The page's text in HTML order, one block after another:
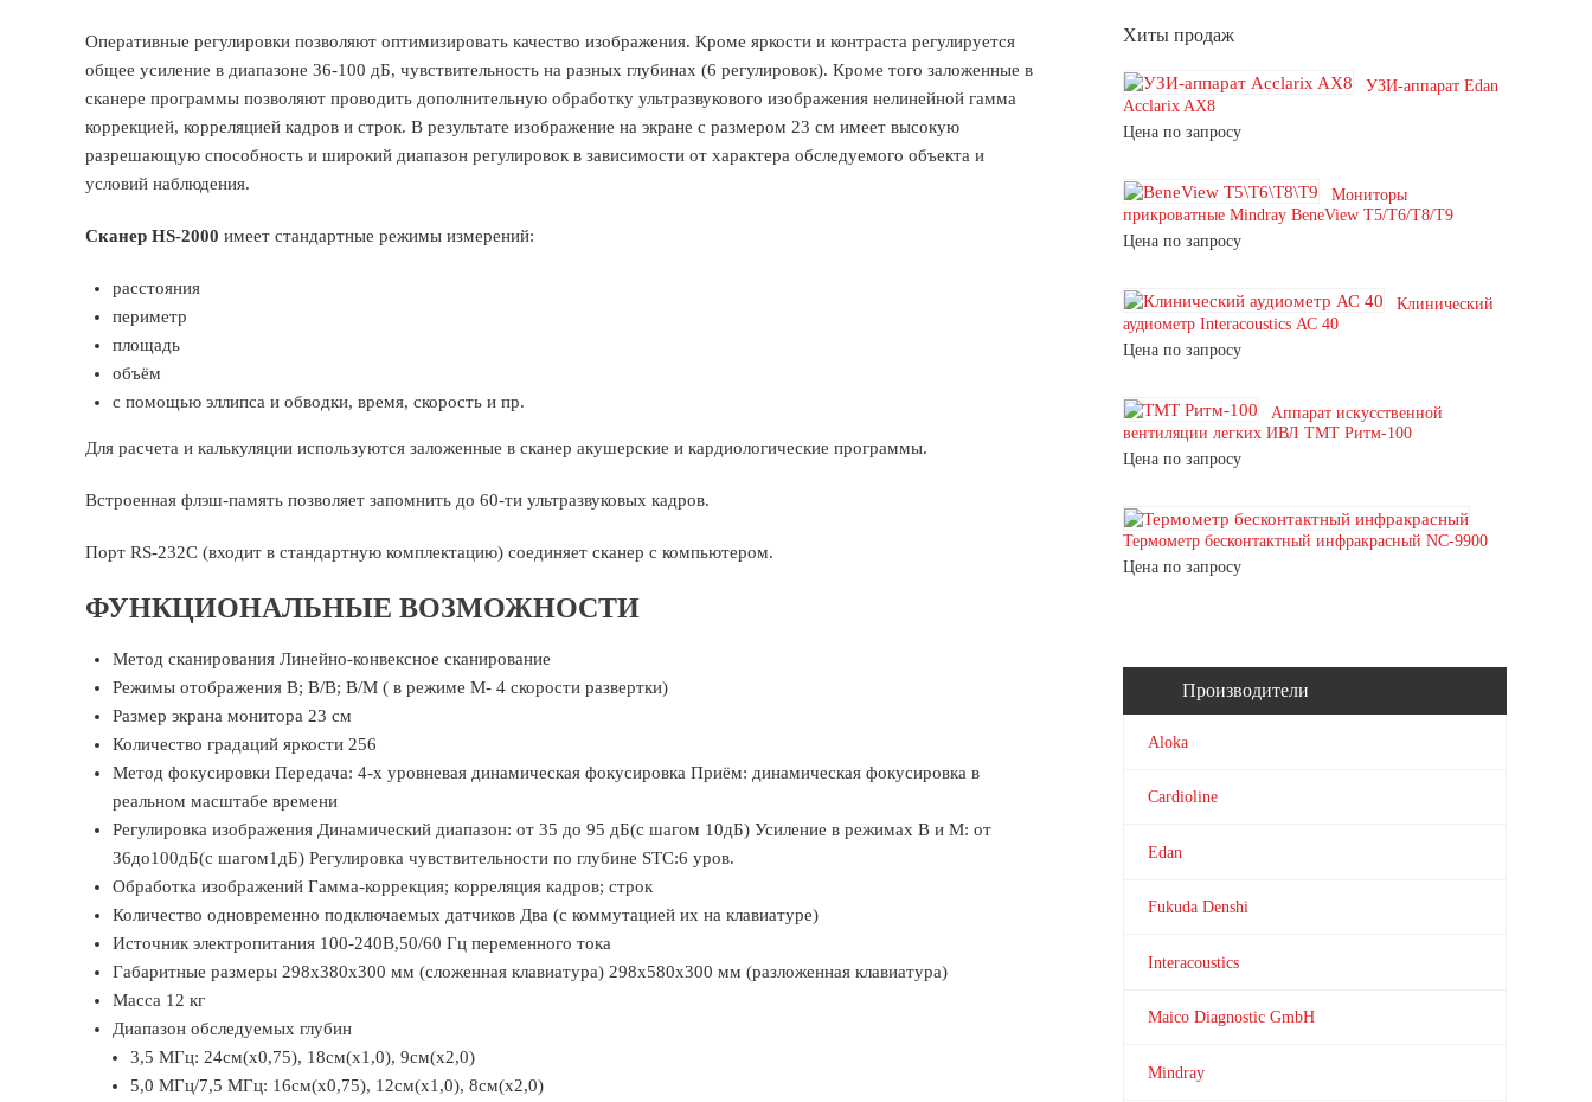
Оперативные регулировки позволяют оптимизировать качество изображения. Кроме яркости и контраста регулируется
общее усиление в диапазоне 36-100 дБ, чувствительность на разных глубинах (6 регулировок). Кроме того заложенные в
сканере программы позволяют проводить дополнительную обработку ультразвукового изображения нелинейной гамма
коррекцией, корреляцией кадров и строк. В результате изображение на экране с размером 23 см имеет высокую
разрешающую способность и широкий диапазон регулировок в зависимости от характера обследуемого объекта и
условий наблюдения.
Сканер HS-2000 имеет стандартные режимы измерений:
расстояния
периметр
площадь
объём
с помощью эллипса и обводки, время, скорость и пр.
Для расчета и калькуляции используются заложенные в сканер акушерские и кардиологические программы.
Встроенная флэш-память позволяет запомнить до 60-ти ультразвуковых кадров.
Порт RS-232С (входит в стандартную комплектацию) соединяет сканер с компьютером.
ФУНКЦИОНАЛЬНЫЕ ВОЗМОЖНОСТИ
Метод сканирования Линейно-конвексное сканирование
Режимы отображения B; B/B; B/M ( в режиме М- 4 скорости развертки)
Размер экрана монитора 23 см
Количество градаций яркости 256
Метод фокусировки Передача: 4-х уровневая динамическая фокусировка Приём: динамическая фокусировка в
реальном масштабе времени
Регулировка изображения Динамический диапазон: от 35 до 95 дБ(с шагом 10дБ) Усиление в режимах В и М: от
36до100дБ(с шагом1дБ) Регулировка чувствительности по глубине STC:6 уров.
Обработка изображений Гамма-коррекция; корреляция кадров; строк
Количество одновременно подключаемых датчиков Два (с коммутацией их на клавиатуре)
Источник электропитания 100-240В,50/60 Гц переменного тока
Габаритные размеры 298х380х300 мм (сложенная клавиатура) 298х580х300 мм (разложенная клавиатура)
Масса 12 кг
Диапазон обследуемых глубин
3,5 МГц: 24см(х0,75), 18cм(х1,0), 9см(х2,0)
5,0 МГц/7,5 МГц: 16см(х0,75), 12см(х1,0), 8см(х2,0)
Хиты продаж
УЗИ-аппарат Edan
Acclarix AX8
Цена по запросу
Мониторы
прикроватные Mindray BeneView T5/T6/T8/T9
Цена по запросу
Клинический
аудиометр Interacoustics АС 40
Цена по запросу
Аппарат искусственной
вентиляции легких ИВЛ ТМТ Ритм-100
Цена по запросу
Термометр бесконтактный инфракрасный NC-9900
Цена по запросу
Производители
Aloka
Cardioline
Edan
Fukuda Denshi
Interacoustics
Maico Diagnostic GmbH
Mindray